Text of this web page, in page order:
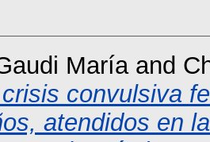
Maríaand
convulsiva
atendidos en